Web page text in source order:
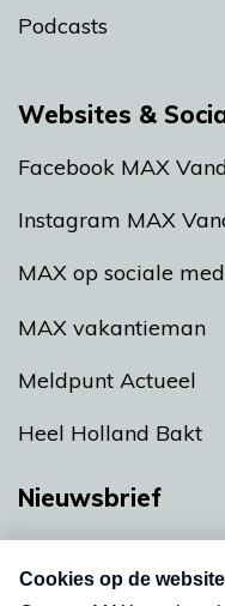
Podcasts
Websites &
Facebook MAX
Instagram MAX
MAX op sociale
MAX vakantieman
Meldpunt Actueel
Heel Holland Bakt
Nieuwsbrief
nieuwsbrief. Elke